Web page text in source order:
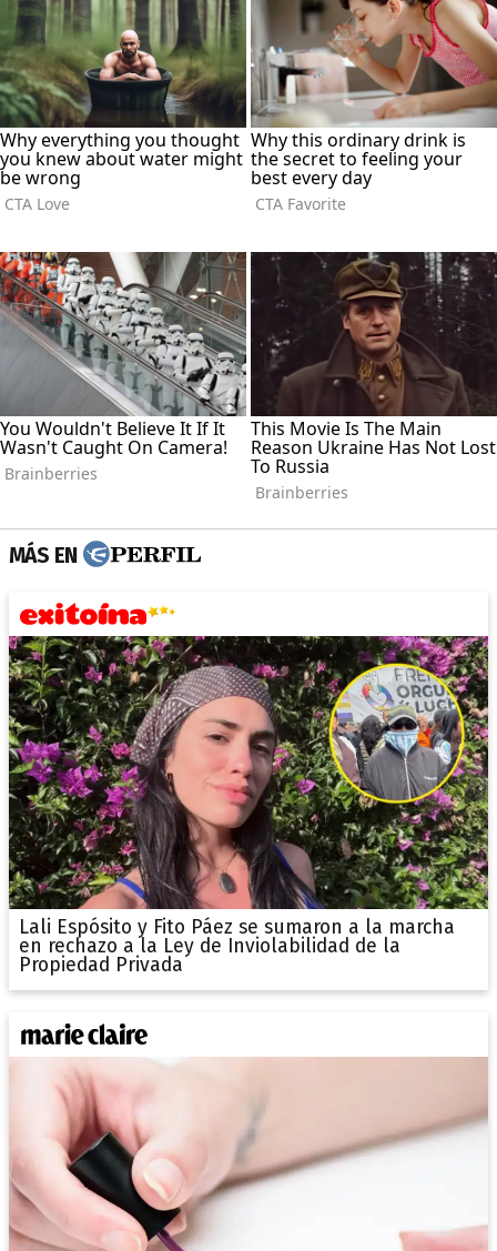
MÁS EN
Lali Espósito y Fito Páez se sumaron a la marcha
en rechazo a la Ley de Inviolabilidad de la
Propiedad Privada